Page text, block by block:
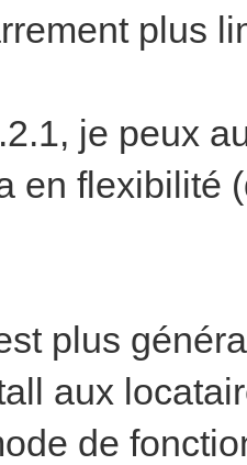
plus
je peux
en flexibilité
plus
aux
de